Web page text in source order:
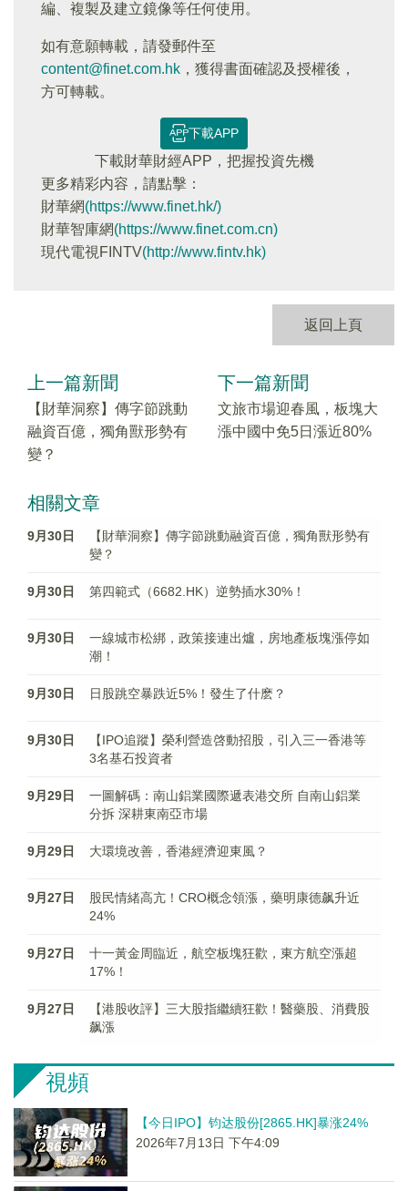
編、複製及建立鏡像等任何使用。
如有意願轉載，請發郵件至
content@finet.com.hk ，獲得書面確認及授權後，
方可轉載。
下載APP
下載財華財經APP，把握投資先機
更多精彩内容，請點擊：
財華網(https://www.finet.hk/)
財華智庫網(https://www.finet.com.cn)
現代電視FINTV(http://www.fintv.hk)
返回上頁
上一篇新聞
【財華洞察】傳字節跳動
融資百億，獨角獸形勢有
變？
下一篇新聞
文旅市場迎春風，板塊大
漲中國中免5日漲近80%
相關文章
9月30日
【財華洞察】傳字節跳動融資百億，獨角獸形勢有
變？
9月30日 第四範式（6682.HK）逆勢插水30%！
9月30日
一線城市松綁，政策接連出爐，房地產板塊漲停如
潮！
9月30日 日股跳空暴跌近5%！發生了什麽？
9月30日
【IPO追蹤】榮利營造啓動招股，引入三一香港等
3名基石投資者
9月29日
一圖解碼：南山鋁業國際遞表港交所 自南山鋁業
分拆 深耕東南亞市場
9月29日 大環境改善，香港經濟迎東風？
9月27日
股民情緒高亢！CRO概念領漲，藥明康德飙升近
24%
9月27日
十一黃金周臨近，航空板塊狂歡，東方航空漲超
17%！
9月27日
【港股收評】三大股指繼續狂歡！醫藥股、消費股
飙漲
視頻
【今日IPO】钧达股份[2865.HK]暴涨24%
2026年7月13日 下午4:09